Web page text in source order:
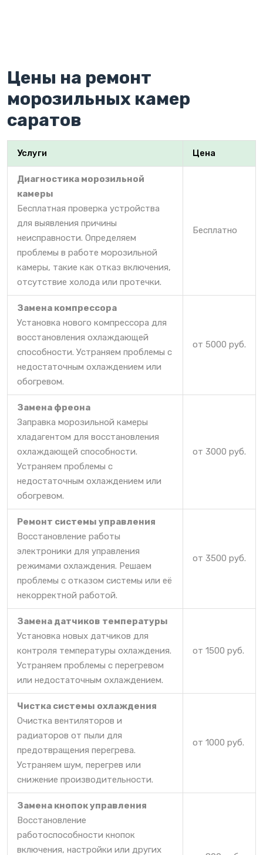
Цены на ремонт
морозильных камер
саратов
Услуги Цена
Диагностика морозильной
камеры
Бесплатная проверка устройства
для выявления причины
неисправности. Определяем
проблемы в работе морозильной
камеры, такие как отказ включения,
отсутствие холода или протечки.
Бесплатно
Замена компрессора
Установка нового компрессора для
восстановления охлаждающей
способности. Устраняем проблемы с
недостаточным охлаждением или
обогревом.
от 5000 руб.
Замена фреона
Заправка морозильной камеры
хладагентом для восстановления
охлаждающей способности.
Устраняем проблемы с
недостаточным охлаждением или
обогревом.
от 3000 руб.
Ремонт системы управления
Восстановление работы
электроники для управления
режимами охлаждения. Решаем
проблемы с отказом системы или её
некорректной работой.
от 3500 руб.
Замена датчиков температуры
Установка новых датчиков для
контроля температуры охлаждения.
Устраняем проблемы с перегревом
или недостаточным охлаждением.
от 1500 руб.
Чистка системы охлаждения
Очистка вентиляторов и
радиаторов от пыли для
предотвращения перегрева.
Устраняем шум, перегрев или
снижение производительности.
от 1000 руб.
Замена кнопок управления
Восстановление
работоспособности кнопок
включения, настройки или других